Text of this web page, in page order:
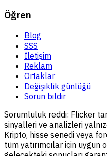
Öğren
Blog
SSS
İletişim
Reklam
Ortaklar
Değişiklik günlüğü
Sorun bildir
Sorumluluk reddi: Flicker
sinyalleri ve analizleri
Kripto, hisse senedi veya
tüm yatırımcılar için